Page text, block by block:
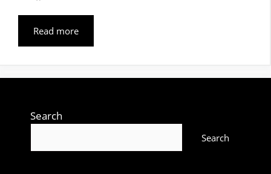
Read more
Search
Search